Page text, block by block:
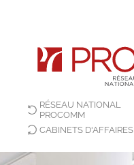
RÉSEAU NATIONAL
PROCOMM
CABINETS D'AFFAIRES